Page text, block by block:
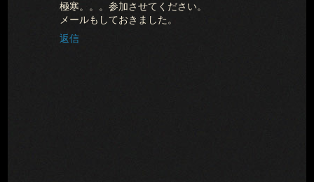
極寒。。。参加させてください。
メールもしておきました。
返信